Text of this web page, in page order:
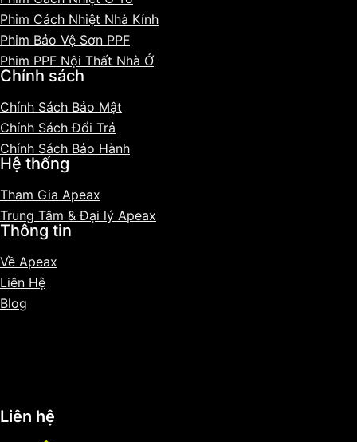
Phim Cách Nhiệt Nhà Kính
Phim Bảo Vệ Sơn PPF
Phim PPF Nội Thất Nhà Ở
Chính sách
Chính Sách Bảo Mật
Chính Sách Đổi Trả
Chính Sách Bảo Hành
Hệ thống
Tham Gia Apeax
Trung Tâm & Đại lý Apeax
Thông tin
Về Apeax
Liên Hệ
Blog
Liên hệ